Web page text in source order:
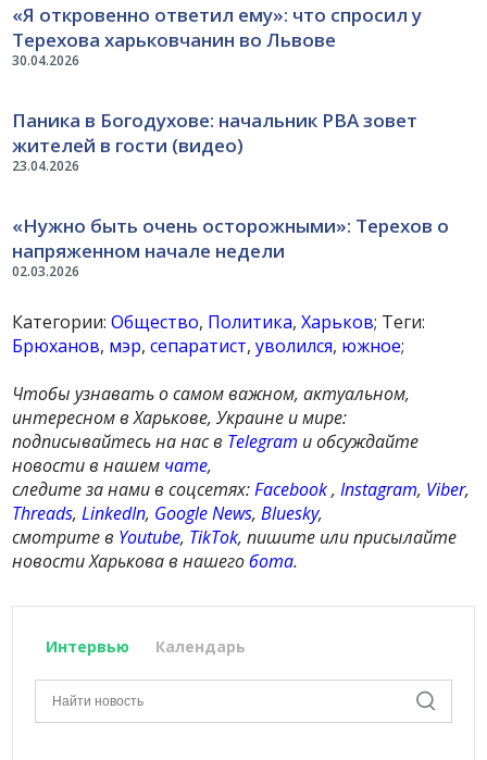
30.04.2026
«Я откровенно ответил ему»: что спросил у
Терехова харьковчанин во Львове
23.04.2026
Паника в Богодухове: начальник РВА зовет
жителей в гости (видео)
02.03.2026
«Нужно быть очень осторожными»: Терехов о
напряженном начале недели
Категории:Общество, Политика,Харьков; Теги:
Брюханов, мэр,сепаратист,уволился, южное;
Чтобы узнавать о самом важном, актуальном,
интересном в Харькове, Украине и мире:
подписывайтесь на нас в Telegram и обсуждайте
новости в нашем чате,
следите за нами в соцсетях:Facebook,Instagram, Viber,
Threads,LinkedIn, Google News,Bluesky,
смотрите в Youtube, TikTok, пишите или присылайте
новости Харькова в нашегобота.
Интервью Календарь